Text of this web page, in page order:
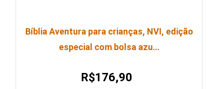
Bíblia Aventura para crianças, NVI, edição
especial com bolsa azu…
R$176,90